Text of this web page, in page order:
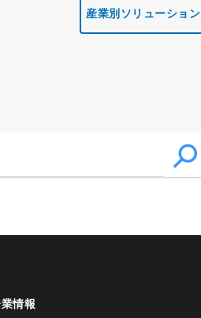
産業別ソリューション
情報